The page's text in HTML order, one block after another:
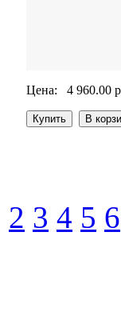
Цена: 4 960.00
2 3 4 5 6